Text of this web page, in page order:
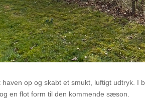
op og skabt et smukt, luftigt udtryk.
en flot form til den kommende sæson.